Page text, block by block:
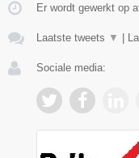
Er wordt gewerkt op
Laatste tweets ▼
Sociale media: